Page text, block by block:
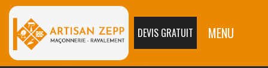
DEVIS GRATUIT MENU